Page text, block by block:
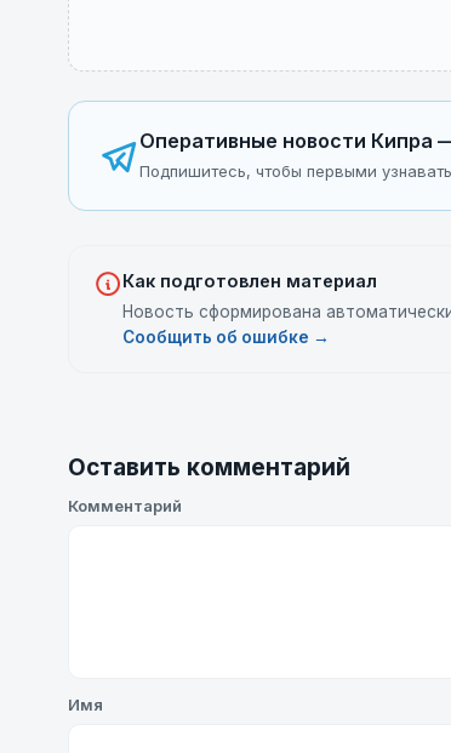
Оперативные новости Кипра
Подпишитесь, чтобы первыми
Как подготовлен материал
Новость сформирована
Сообщить об ошибке →
Оставить комментарий
Комментарий
Имя